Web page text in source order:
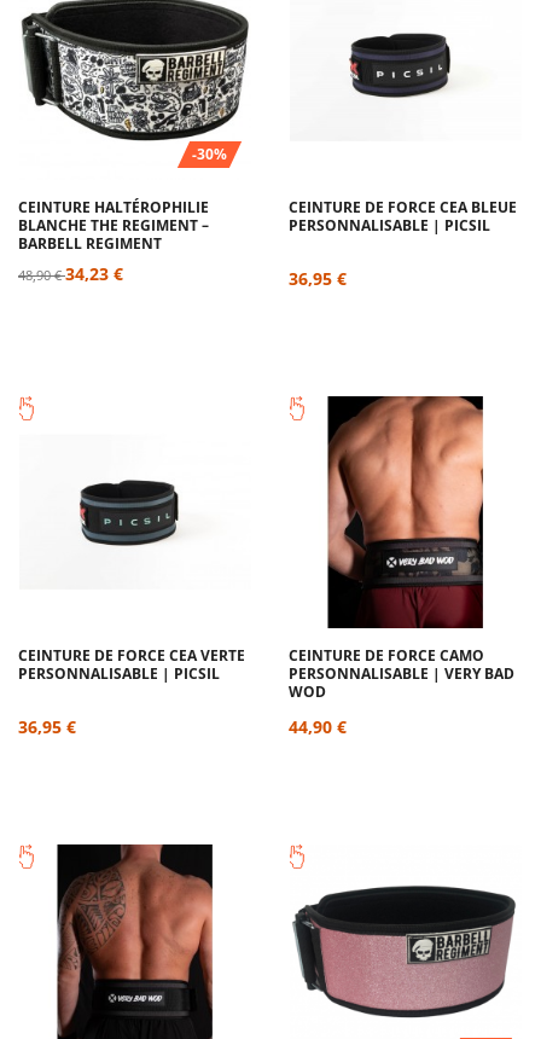
-30%
CEINTURE HALTÉROPHILIE
BLANCHE THE REGIMENT –
BARBELL REGIMENT
48,90 €34,23 €
CEINTURE DE FORCE CEA BLEUE
PERSONNALISABLE | PICSIL
36,95 €
CEINTURE DE FORCE CEA VERTE
PERSONNALISABLE | PICSIL
36,95 €
CEINTURE DE FORCE CAMO
PERSONNALISABLE | VERY BAD
WOD
44,90 €